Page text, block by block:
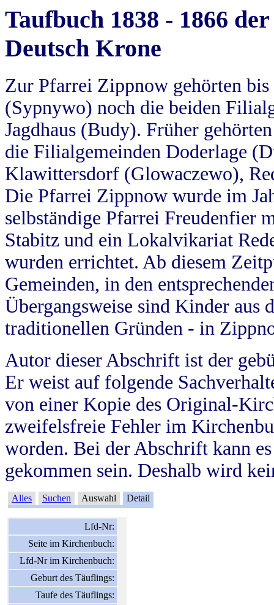
Taufbuch 1838 - 1866
Deutsch Krone
Zur Pfarrei Zippnow gehörten
(Sypnywo) noch die beiden
Jagdhaus (Budy). Früher
die Filialgemeinden Doderlage
Klawittersdorf (Glowaczewo),
Die Pfarrei Zippnow wurde im
selbständige Pfarrei Freudenfier
Stabitz und ein Lokalvikariat
wurden errichtet. Ab diesem
Gemeinden, in den
Übergangsweise sind Kinder aus
traditionellen Gründen - in
Autor dieser Abschrift ist der
Er weist auf folgende
von einer Kopie des Original-
zweifelsfreie Fehler im
worden. Bei der Abschrift kann
gekommen sein. Deshalb wird
Alles Suchen Auswahl Detail
Lfd-Nr:
Seite im Kirchenbuch:
Lfd-Nr im Kirchenbuch:
Geburt des Täuflings:
Taufe des Täuflings: